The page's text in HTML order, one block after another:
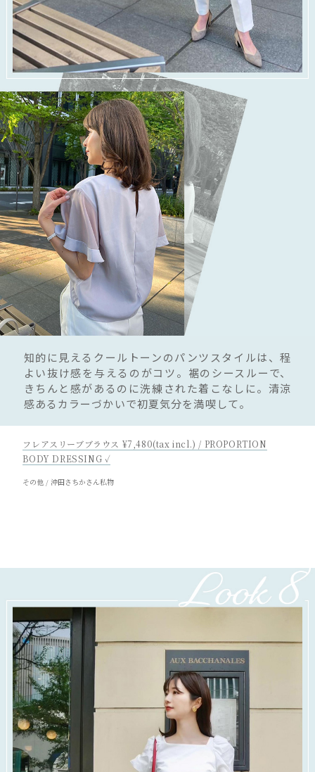
知的に見えるクールトーンのパンツスタイルは、程
よい抜け感を与えるのがコツ。裾のシースルーで、
きちんと感があるのに洗練された着こなしに。清涼
感あるカラーづかいで初夏気分を満喫して。
フレアスリーブブラウス ¥7,480(tax incl.) / PROPORTION
BODY DRESSING ✓
その他 / 沖田さちかさん私物